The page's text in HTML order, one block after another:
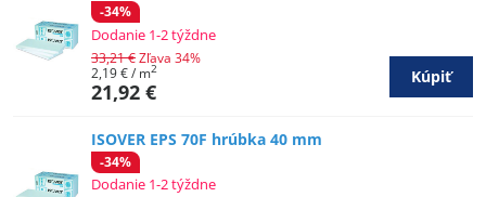
-34%
Dodanie 1-2 týždne
21,92 €
33,21 €Zľava 34%
2,19 €/ m2 Kúpiť
ISOVER EPS 70F hrúbka 40 mm
-34%
Dodanie 1-2 týždne